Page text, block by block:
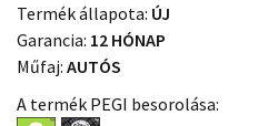
Termék állapota: ÚJ
Garancia: 12 HÓNAP
Műfaj: AUTÓS
A termék PEGI besorolása: